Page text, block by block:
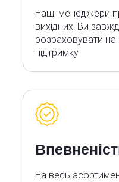
Наші менеджери
вихідних. Ви
розраховувати на
підтримку
На весь